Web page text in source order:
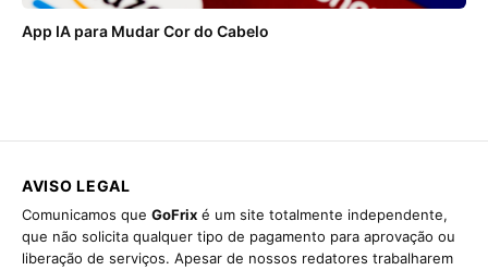
App IA para Mudar Cor do Cabelo
AVISO LEGAL
Comunicamos que GoFrix é um site totalmente independente,
que não solicita qualquer tipo de pagamento para aprovação ou
liberação de serviços. Apesar de nossos redatores trabalharem